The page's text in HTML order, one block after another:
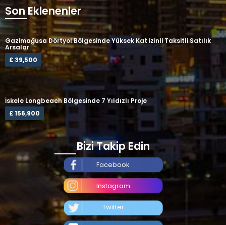
Son Eklenenler
Gazimağusa Dörtyol Bölgesinde Yüksek Kat izinli Taksitli Satılık
Arsalar
£ 39,500
İskele Longbeach Bölgesinde 7 Yıldızlı Proje
£ 156,900
Bizi Takip Edin
Facebook
Instagram
Twitter